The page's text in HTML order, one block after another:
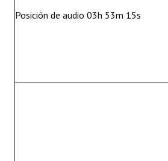
Posición de audio 03h 53m 15s